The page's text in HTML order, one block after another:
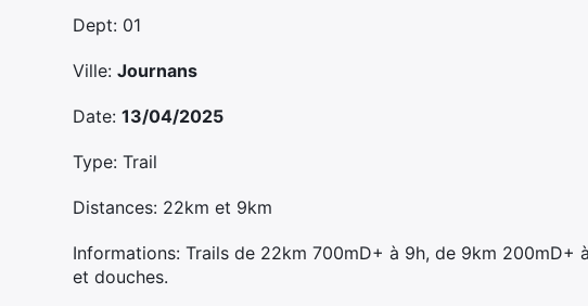
Dept: 01
Ville: Journans
Date: 13/04/2025
Type: Trail
Distances: 22km et 9km
Informations: Trails de 22km 700mD+ à 9h, de 9km 200mD+
et douches.